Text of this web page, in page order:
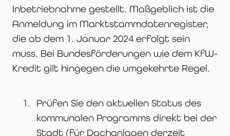
Inbetriebnahme gestellt. Maßgeblich ist die
Anmeldung im Marktstammdatenregister,
die ab dem 1. Januar 2024 erfolgt sein
muss. Bei Bundesförderungen wie dem KfW-
Kredit gilt hingegen die umgekehrte Regel.
Prüfen Sie den aktuellen Status des
kommunalen Programms direkt bei der
Stadt (für Dachanlagen derzeit